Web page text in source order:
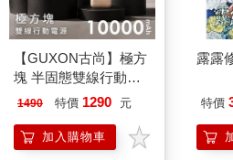
一樣的事。可是，只有一個人聯絡不
偶的罪魁禍首。沒多久，那名朋友被
上插著一根巨大的棒子……
「所謂的鬼壓床，簡而言之就是做惡
了。」
「那臉上插著棒子呢？」
「我請松浦先生查過，有沒有早上
【GUXON古尚】極方
塊 半固態雙線行動電
源 10000mAh 行動電
1490 特價 1290 元
加入購物車
露露
特價